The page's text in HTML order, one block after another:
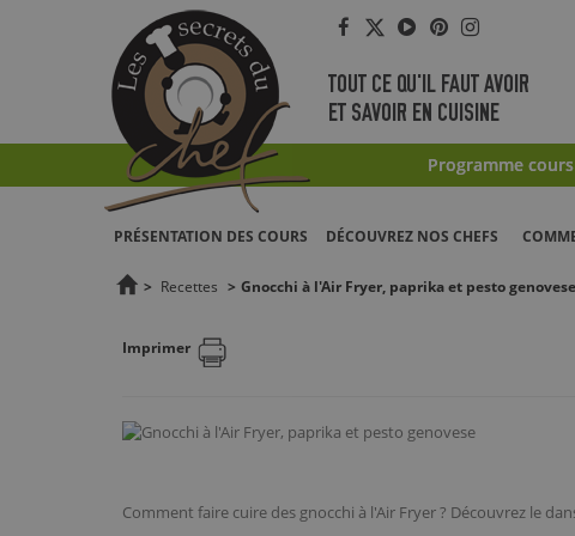
Facebook
Twitter
YouTube
Pinterest
Instagram
TOUT CE QU'IL FAUT AVOIR
ET SAVOIR EN CUISINE
Programme
PRÉSENTATION DES COURS DÉCOUVREZ NOS CHEFS
> Recettes > Gnocchi à l'Air Fryer, paprika et pesto genovese
Imprimer
Comment faire cuire des gnocchi à l'Air Fryer ? Découvrez le